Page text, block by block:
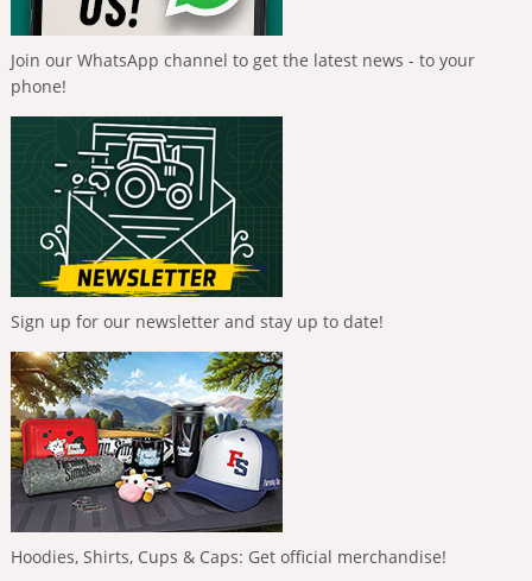
Join our WhatsApp channel to get the latest news - to your
phone!
Sign up for our newsletter and stay up to date!
Hoodies, Shirts, Cups & Caps: Get official merchandise!